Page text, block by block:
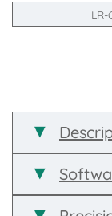
LR-